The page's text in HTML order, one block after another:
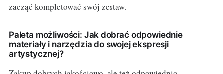
zacząć kompletować swój zestaw.
Paleta możliwości: Jak dobrać odpowiednie
materiały i narzędzia do swojej ekspresji
artystycznej?